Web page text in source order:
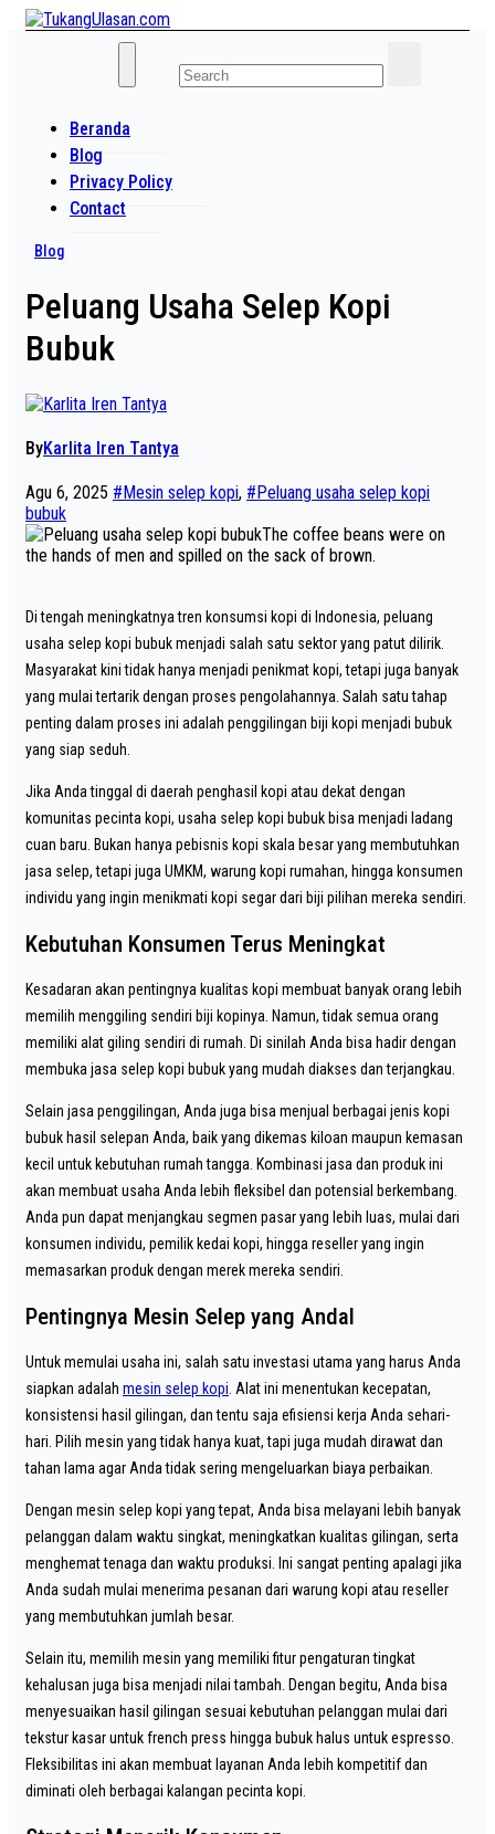
Skip
TukangUlasan.com
Beranda
Blog
Privacy Policy
Contact
Blog
Peluang Usaha Selep Kopi
Bubuk
ByKarlita Iren Tantya
Agu 6, 2025 #Mesin selep kopi, #Peluang usaha selep kopi
bubuk
The coffee beans were on
the hands of men and spilled on the sack of brown.
Di tengah meningkatnya tren konsumsi kopi di Indonesia, peluang
usaha selep kopi bubuk menjadi salah satu sektor yang patut dilirik.
Masyarakat kini tidak hanya menjadi penikmat kopi, tetapi juga banyak
yang mulai tertarik dengan proses pengolahannya. Salah satu tahap
penting dalam proses ini adalah penggilingan biji kopi menjadi bubuk
yang siap seduh.
Jika Anda tinggal di daerah penghasil kopi atau dekat dengan
komunitas pecinta kopi, usaha selep kopi bubuk bisa menjadi ladang
cuan baru. Bukan hanya pebisnis kopi skala besar yang membutuhkan
jasa selep, tetapi juga UMKM, warung kopi rumahan, hingga konsumen
individu yang ingin menikmati kopi segar dari biji pilihan mereka sendiri.
Kebutuhan Konsumen Terus Meningkat
Kesadaran akan pentingnya kualitas kopi membuat banyak orang lebih
memilih menggiling sendiri biji kopinya. Namun, tidak semua orang
memiliki alat giling sendiri di rumah. Di sinilah Anda bisa hadir dengan
membuka jasa selep kopi bubuk yang mudah diakses dan terjangkau.
Selain jasa penggilingan, Anda juga bisa menjual berbagai jenis kopi
bubuk hasil selepan Anda, baik yang dikemas kiloan maupun kemasan
kecil untuk kebutuhan rumah tangga. Kombinasi jasa dan produk ini
akan membuat usaha Anda lebih fleksibel dan potensial berkembang.
Anda pun dapat menjangkau segmen pasar yang lebih luas, mulai dari
konsumen individu, pemilik kedai kopi, hingga reseller yang ingin
memasarkan produk dengan merek mereka sendiri.
Pentingnya Mesin Selep yang Andal
Untuk memulai usaha ini, salah satu investasi utama yang harus Anda
siapkan adalah mesin selep kopi . Alat ini menentukan kecepatan,
konsistensi hasil gilingan, dan tentu saja efisiensi kerja Anda sehari-
hari. Pilih mesin yang tidak hanya kuat, tapi juga mudah dirawat dan
tahan lama agar Anda tidak sering mengeluarkan biaya perbaikan.
Dengan mesin selep kopi yang tepat, Anda bisa melayani lebih banyak
pelanggan dalam waktu singkat, meningkatkan kualitas gilingan, serta
menghemat tenaga dan waktu produksi. Ini sangat penting apalagi jika
Anda sudah mulai menerima pesanan dari warung kopi atau reseller
yang membutuhkan jumlah besar.
Selain itu, memilih mesin yang memiliki fitur pengaturan tingkat
kehalusan juga bisa menjadi nilai tambah. Dengan begitu, Anda bisa
menyesuaikan hasil gilingan sesuai kebutuhan pelanggan mulai dari
tekstur kasar untuk french press hingga bubuk halus untuk espresso.
Fleksibilitas ini akan membuat layanan Anda lebih kompetitif dan
diminati oleh berbagai kalangan pecinta kopi.